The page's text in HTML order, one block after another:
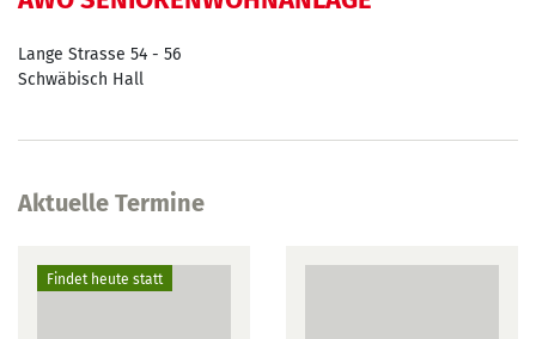
Lange Strasse 54 - 56
Schwäbisch Hall
Aktuelle Termine
Findet heute statt